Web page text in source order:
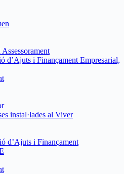
d’Ajuts i Finançament Empresarial,
instal·lades al Viver
d’Ajuts i Finançament